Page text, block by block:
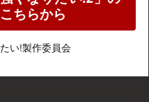
ちらから
い!製作委員会